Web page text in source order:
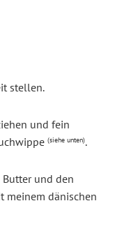
stellen.
und fein
(siehe unten).
und den
meinem dänischen